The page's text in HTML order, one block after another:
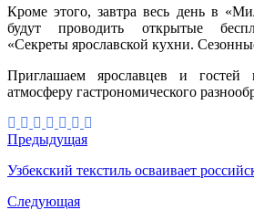
Кроме этого, завтра весь день в
будут проводить открытые
«Секреты ярославской кухни.
Приглашаем ярославцев и гостей
атмосферу гастрономического
Предыдущая
Узбекский текстиль осваивает
Следующая